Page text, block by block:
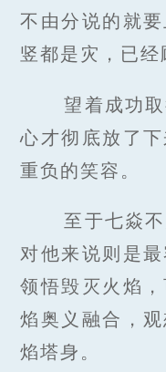
不由分说的就
竖都是灾，已经
望着成功
心才彻底放了
重负的笑容。
至于七焱
对他来说则是
领悟毁灭火焰
焰奥义融合，
焰塔身。